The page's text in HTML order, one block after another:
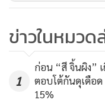
กุญแจบ้าน และหนังสือเ
ครอบครัวของเขายังถูก
วันที่ 19 ก.ค. นักกฎหมา
97
ข่าวในหมวด
1
ก่อน “สี จิ้นผิง”
ตอบโต้กันดุเดือ
15%